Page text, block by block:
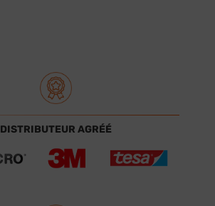
DISTRIBUTEUR AGRÉÉ